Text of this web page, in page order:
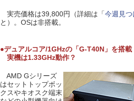
実売価格は39,800円（詳細は「今週見
と）。OSは非搭載。
●デュアルコア/1GHzの「G-T40N」を搭載
実機は1.33GHz動作？
AMD Gシリーズ
はセットトップボッ
クスやキオスク端末